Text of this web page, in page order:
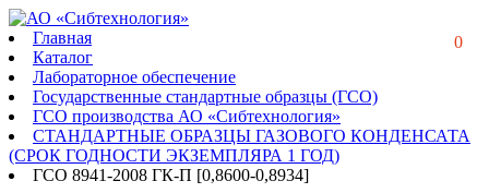
0
Главная
Каталог
Лабораторное обеспечение
Государственные стандартные образцы (ГСО)
ГСО производства АО «Сибтехнология»
СТАНДАРТНЫЕ ОБРАЗЦЫ ГАЗОВОГО КОНДЕНСАТА
(СРОК ГОДНОСТИ ЭКЗЕМПЛЯРА 1 ГОД)
ГСО 8941-2008 ГК-П [0,8600-0,8934]